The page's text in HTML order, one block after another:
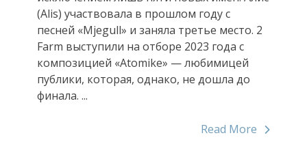
(Alis) участвовала в прошлом году с
песней «Mjegull» и заняла третье место. 2
Farm выступили на отборе 2023 года с
композицией «Atomike» — любимицей
публики, которая, однако, не дошла до
финала. ...
Read More